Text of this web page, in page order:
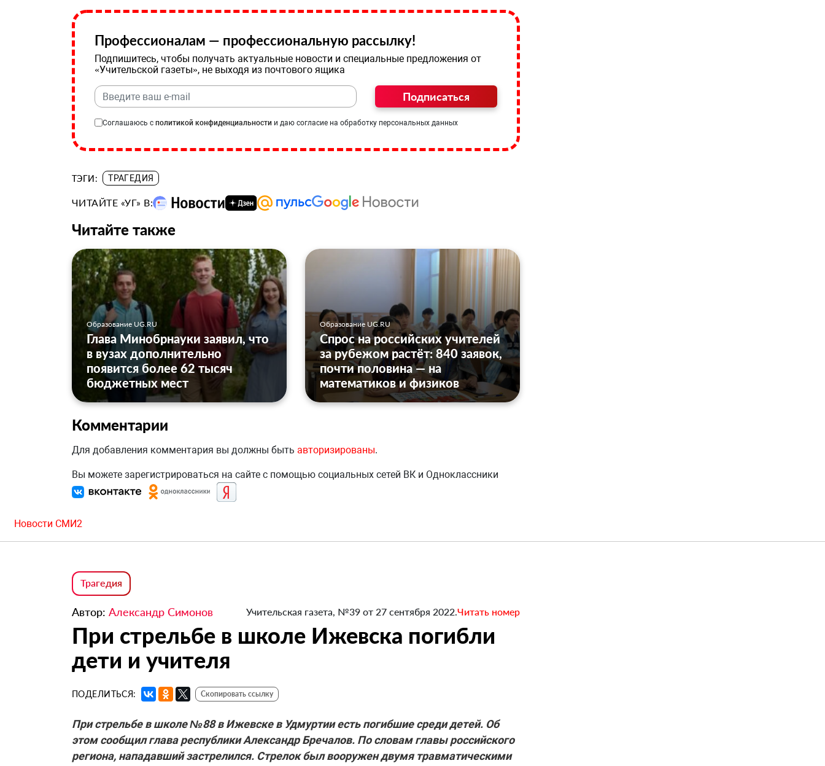
Профессионалам — профессиональную рассылку!
Подпишитесь, чтобы получать актуальные новости и специальные предложения от
«Учительской газеты», не выходя из почтового ящика
Подписаться
Соглашаюсь с политикой конфиденциальности и даю согласие на обработку персональных данных
ТЭГИ: ТРАГЕДИЯ
ЧИТАЙТЕ «УГ» В:
Читайте также
Образование UG.RU
Глава Минобрнауки заявил, что
в вузах дополнительно
появится более 62 тысяч
бюджетных мест
Образование UG.RU
Спрос на российских учителей
за рубежом растёт: 840 заявок,
почти половина — на
математиков и физиков
Комментарии
Для добавления комментария вы должны быть авторизированы.
Вы можете зарегистрироваться на сайте с помощью социальных сетей ВК и Одноклассники
Новости СМИ2
Трагедия
Автор: Александр Симонов Учительская газета, №39 от 27 сентября 2022.Читать номер
При стрельбе в школе Ижевска погибли
дети и учителя
ПОДЕЛИТЬСЯ: Скопировать ссылку
При стрельбе в школе №88 в Ижевске в Удмуртии есть погибшие среди детей. Об
этом сообщил глава республики Александр Бречалов. По словам главы российского
региона, нападавший застрелился. Стрелок был вооружен двумя травматическими